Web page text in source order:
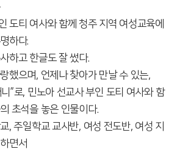
도티 여사와 함께 청주 지역 여성교육에
하다.
하고 한글도 잘 썼다.
했으며, 언제나 찾아가 만날 수 있는,
”로, 민노아 선교사 부인 도티 여사와 함
초석을 놓은 인물이다.
, 주일학교 교사반, 여성 전도반, 여성 지
면서